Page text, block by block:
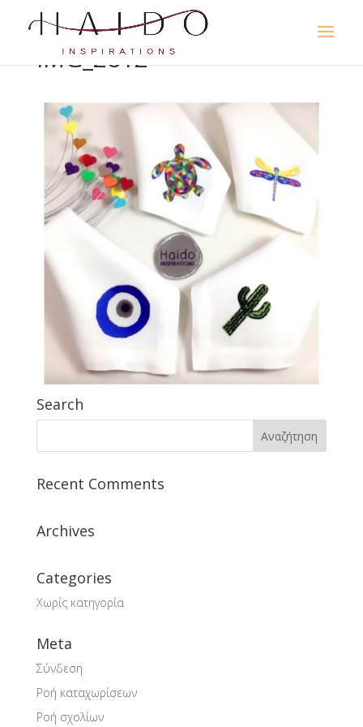
IMG_2812
Search
Recent Comments
Archives
Categories
Χωρίς κατηγορία
Meta
Σύνδεση
Ροή καταχωρίσεων
Ροή σχολίων